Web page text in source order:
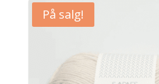
På salg!